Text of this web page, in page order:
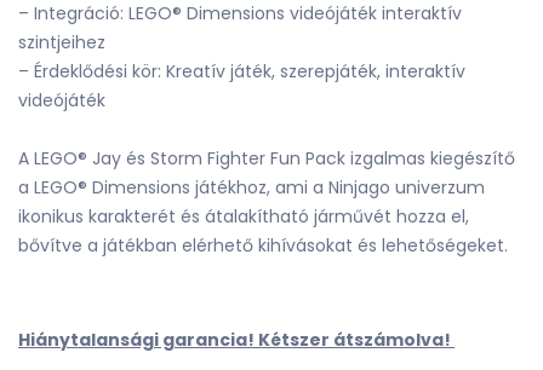
– Integráció: LEGO® Dimensions videójáték interaktív
szintjeihez
– Érdeklődési kör: Kreatív játék, szerepjáték, interaktív
videójáték
A LEGO® Jay és Storm Fighter Fun Pack izgalmas kiegészítő
a LEGO® Dimensions játékhoz, ami a Ninjago univerzum
ikonikus karakterét és átalakítható járművét hozza el,
bővítve a játékban elérhető kihívásokat és lehetőségeket.
Hiánytalansági garancia! Kétszer átszámolva!